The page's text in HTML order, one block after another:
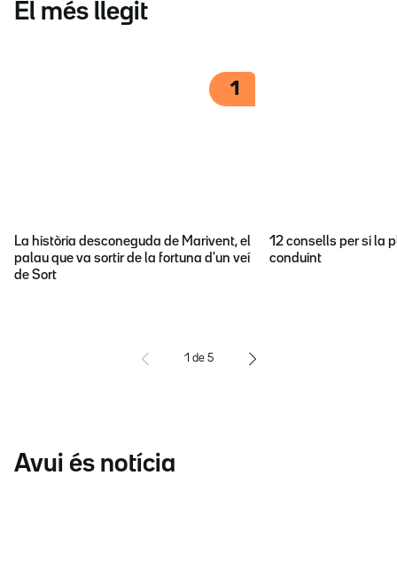
El més llegit
1
La història desconeguda de Marivent, el
palau que va sortir de la fortuna d'un veí
de Sort
12 consells per si la
conduint
1 de 5
Avui és notícia